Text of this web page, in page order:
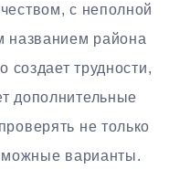
с неполной
названием района
создает трудности,
дополнительные
не только
варианты.